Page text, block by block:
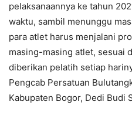
pelaksanaannya ke tahun
waktu, sambil menunggu
para atlet harus menjalani
masing-masing atlet, sesuai
diberikan pelatih setiap
Pengcab Persatuan
Kabupaten Bogor, Dedi Budi